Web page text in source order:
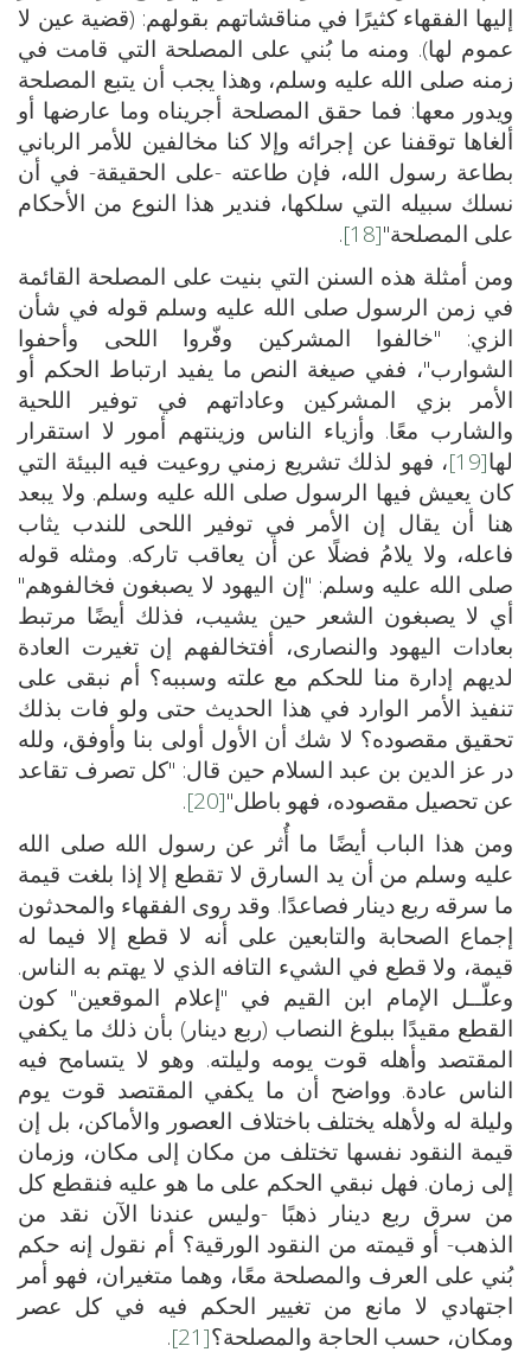
إليها الفقهاء كثيرًا في مناقشاتهم بقولهم: (قضية عين لا
عموم لها). ومنه ما بُني على المصلحة التي قامت في
زمنه صلى الله عليه وسلم، وهذا يجب أن يتبع المصلحة
ويدور معها: فما حقق المصلحة أجريناه وما عارضها أو
ألغاها توقفنا عن إجرائه وإلا كنا مخالفين للأمر الرباني
بطاعة رسول الله، فإن طاعته -على الحقيقة- في أن
نسلك سبيله التي سلكها، فندير هذا النوع من الأحكام
على المصلحة"[18]
.
ومن أمثلة هذه السنن التي بنيت على المصلحة القائمة
في زمن الرسول صلى الله عليه وسلم قوله في شأن
الزي: "خالفوا المشركين وفّروا اللحى وأحفوا
الشوارب"، ففي صيغة النص ما يفيد ارتباط الحكم أو
الأمر بزي المشركين وعاداتهم في توفير اللحية
والشارب معًا. وأزياء الناس وزينتهم أمور لا استقرار
لها[19]
، فهو لذلك تشريع زمني روعيت فيه البيئة التي
كان يعيش فيها الرسول صلى الله عليه وسلم. ولا يبعد
هنا أن يقال إن الأمر في توفير اللحى للندب يثاب
فاعله، ولا يلامُ فضلًا عن أن يعاقب تاركه. ومثله قوله
صلى الله عليه وسلم: "إن اليهود لا يصبغون فخالفوهم"
أي لا يصبغون الشعر حين يشيب، فذلك أيضًا مرتبط
بعادات اليهود والنصارى، أفتخالفهم إن تغيرت العادة
لديهم إدارة منا للحكم مع علته وسببه؟ أم نبقى على
تنفيذ الأمر الوارد في هذا الحديث حتى ولو فات بذلك
تحقيق مقصوده؟ لا شك أن الأول أولى بنا وأوفق، ولله
در عز الدين بن عبد السلام حين قال: "كل تصرف تقاعد
عن تحصيل مقصوده، فهو باطل"[20]
.
ومن هذا الباب أيضًا ما أُثر عن رسول الله صلى الله
عليه وسلم من أن يد السارق لا تقطع إلا إذا بلغت قيمة
ما سرقه ربع دينار فصاعدًا. وقد روى الفقهاء والمحدثون
إجماع الصحابة والتابعين على أنه لا قطع إلا فيما له
قيمة، ولا قطع في الشيء التافه الذي لا يهتم به الناس.
وعلّــل الإمام ابن القيم في "إعلام الموقعين" كون
القطع مقيدًا ببلوغ النصاب (ربع دينار) بأن ذلك ما يكفي
المقتصد وأهله قوت يومه وليلته. وهو لا يتسامح فيه
الناس عادة. وواضح أن ما يكفي المقتصد قوت يوم
وليلة له ولأهله يختلف باختلاف العصور والأماكن، بل إن
قيمة النقود نفسها تختلف من مكان إلى مكان، وزمان
إلى زمان. فهل نبقي الحكم على ما هو عليه فنقطع كل
من سرق ربع دينار ذهبًا -وليس عندنا الآن نقد من
الذهب- أو قيمته من النقود الورقية؟ أم نقول إنه حكم
بُني على العرف والمصلحة معًا، وهما متغيران، فهو أمر
اجتهادي لا مانع من تغيير الحكم فيه في كل عصر
ومكان، حسب الحاجة والمصلحة؟[21]
.